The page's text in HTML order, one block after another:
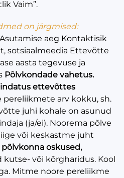
Vaim”.
on järgmised:
aeg Kontaktisik
sotsiaalmeedia Ettevõtte
aasta tegevuse ja
Põlvkondade vahetus.
ettevõttes
arv kokku, sh.
juhi kohale on asunud
(ja/ei). Noorema põlve
või keskastme juht
oskused,
või kõrgharidus. Kool
Mitme noore pereliikme